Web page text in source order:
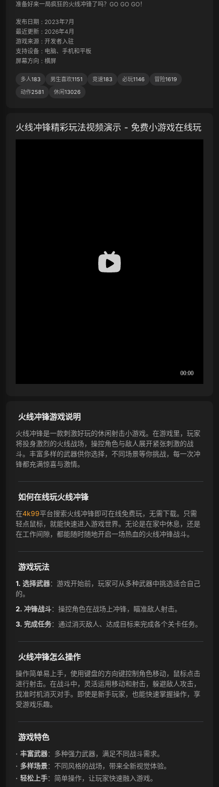
准备好来一局疯狂的火线冲锋了吗？GO GO GO！
发布日期 : 2023年7月
最近更新 : 2026年4月
游戏来源 : 开发者入驻
支持设备 : 电脑、手机和平板
屏幕方向 : 横屏
多人183 男生喜欢1151 竞速183 必玩1146 冒险1619
动作2581 休闲13026
火线冲锋精彩玩法视频演示 - 免费小游戏在线玩
火线冲锋游戏说明
火线冲锋是一款刺激好玩的休闲射击小游戏。在游戏里，玩家
将投身激烈的火线战场，操控角色与敌人展开紧张刺激的战
斗。丰富多样的武器供你选择，不同场景等你挑战，每一次冲
锋都充满惊喜与激情。
如何在线玩火线冲锋
在4k99平台搜索火线冲锋即可在线免费玩，无需下载。只需
轻点鼠标，就能快速进入游戏世界。无论是在家中休息，还是
在工作间隙，都能随时随地开启一场热血的火线冲锋战斗。
游戏玩法
选择武器：游戏开始前，玩家可从多种武器中挑选适合自己
的。
冲锋战斗：操控角色在战场上冲锋，瞄准敌人射击。
完成任务：通过消灭敌人、达成目标来完成各个关卡任务。
火线冲锋怎么操作
操作简单易上手，使用键盘的方向键控制角色移动，鼠标点击
进行射击。在战斗中，灵活运用移动和射击，躲避敌人攻击，
找准时机消灭对手。即使是新手玩家，也能快速掌握操作，享
受游戏乐趣。
游戏特色
丰富武器：多种强力武器，满足不同战斗需求。
多样场景：不同风格的战场，带来全新视觉体验。
轻松上手：简单操作，让玩家快速融入游戏。